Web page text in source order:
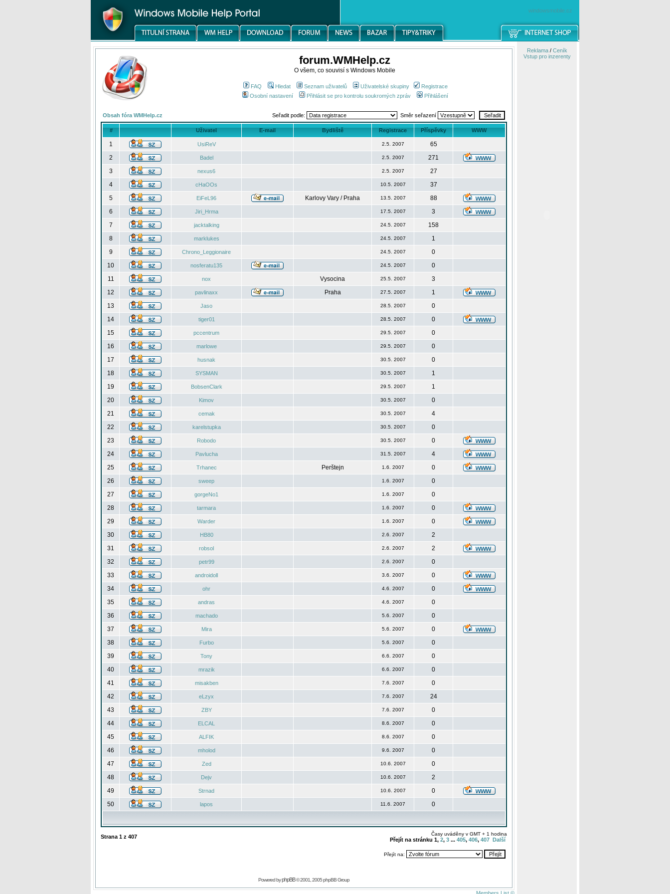
windowsmobile.cz
forum.WMHelp.cz
O všem, co souvisí s Windows Mobile
FAQ Hledat Seznam uživatelů Uživatelské skupiny
Registrace
Osobní nastavení
Přihlásit se pro kontrolu soukromých zpráv Přihlášení
Obsah fóra WMHelp.cz Seřadit podle: Směr seřazení
# Uživatel E-mail Bydliště Registrace Příspěvky WWW
1 UsiReV 2.5. 2007
65
2
Badel 2.5. 2007
271
3
nexus6 2.5. 2007
27
4
cHaOOs 10.5. 2007
37
5
EiFeL96 Karlovy Vary / Praha 13.5. 2007
88
6
Jiri_Hrma 17.5. 2007
3
7
jacktalking 24.5. 2007
158
8
marklukes 24.5. 2007
1
9
Chrono_Leggionaire 24.5. 2007
0
10
nosferatu135 24.5. 2007
0
11
nox Vysocina 25.5. 2007
3
12
pavlinaxx Praha 27.5. 2007
1
13
Jaso 28.5. 2007
0
14
tiger01 28.5. 2007
0
15
pccentrum 29.5. 2007
0
16
marlowe 29.5. 2007
0
17
husnak 30.5. 2007
0
18
SYSMAN 30.5. 2007
1
19
BobsenClark 29.5. 2007
1
20
Kimov 30.5. 2007
0
21
cemak 30.5. 2007
4
22
karelstupka 30.5. 2007
0
23
Robodo 30.5. 2007
0
24
Pavlucha 31.5. 2007
4
25
Trhanec Perštejn 1.6. 2007
0
26
sweep 1.6. 2007
0
27
gorgeNo1 1.6. 2007
0
28
tarmara 1.6. 2007
0
29
Warder 1.6. 2007
0
30
HB80 2.6. 2007
2
31
robsol 2.6. 2007
2
32
petr99 2.6. 2007
0
33
androidoll 3.6. 2007
0
34
ohr 4.6. 2007
0
35
andras 4.6. 2007
0
36
machado 5.6. 2007
0
37
Mira 5.6. 2007
0
38
Furbo 5.6. 2007
0
39
Tony 6.6. 2007
0
40
mrazik 6.6. 2007
0
41
misakben 7.6. 2007
0
42
eLzyx 7.6. 2007
24
43
ZBY 7.6. 2007
0
44
ELCAL 8.6. 2007
0
45
ALFIK 8.6. 2007
0
46
mholod 9.6. 2007
0
47
Zed 10.6. 2007
0
48
Dejv 10.6. 2007
2
49
Strnad 10.6. 2007
0
50
lapos 11.6. 2007 0
Strana 1 z 407 Časy uváděny v GMT + 1 hodina
Přejít na stránku 1, 2, 3 ... 405, 406, 407 Další
Přejít na:
Powered byphpBB© 2001, 2005 phpBB Group
Reklama/ Ceník
Vstup pro inzerenty